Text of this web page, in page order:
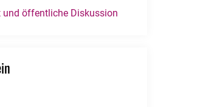
und öffentliche Diskussion